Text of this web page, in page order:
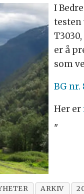
I
testen
er å
som
BG nr.
Her er
"
ARKIV